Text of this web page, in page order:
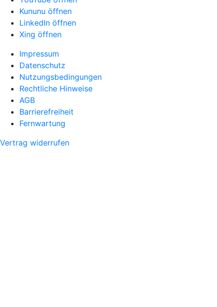
Kununu öffnen
LinkedIn öffnen
Xing öffnen
Impressum
Datenschutz
Nutzungsbedingungen
Rechtliche Hinweise
AGB
Barrierefreiheit
Fernwartung
Vertrag widerrufen